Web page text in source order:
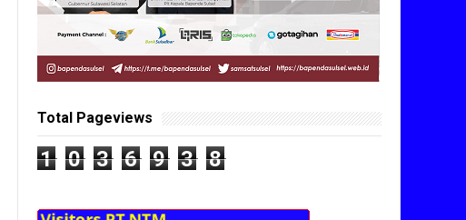
Total Pageviews
1 0 3 6 9 3 8